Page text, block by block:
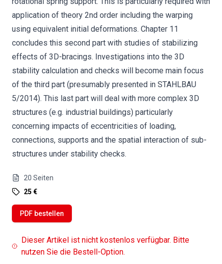
application of theory 2nd order including the warping
using equivalent initial deformations. Chapter 11
concludes this second part with studies of stabilizing
effects of 3D-bracings. Investigations into the 3D
stability calculation and checks will become main focus
of the third part (presumably presented in STAHLBAU
5/2014). This last part will deal with more complex 3D
structures (e.g. industrial buildings) particularly
concerning impacts of eccentricities of loading,
connections, supports and the spatial interaction of sub-
structures under stability checks.
20 Seiten
25 €
PDF bestellen
Dieser Artikel ist nicht kostenlos verfügbar. Bitte
nutzen Sie die Bestell-Option.